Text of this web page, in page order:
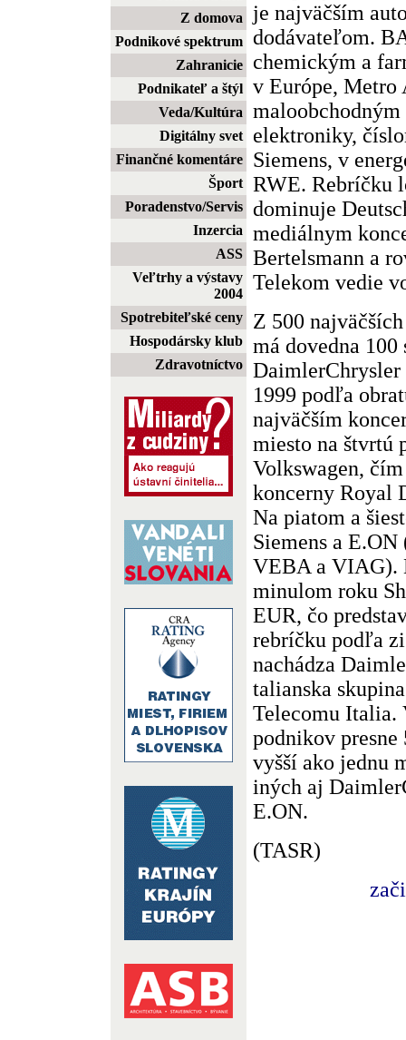
Z domova
Podnikové spektrum
Zahranicie
Podnikateľ a štýl
Veda/Kultúra
Digitálny svet
Finančné komentáre
Šport
Poradenstvo/Servis
Inzercia
ASS
Veľtrhy a výstavy
2004
Spotrebiteľské ceny
Hospodársky klub
Zdravotníctvo
je najväčším
dodávateľom.
chemickým a
v Európe, Metro
elektroniky,
Siemens, v
RWE. Rebríčku
dominuje
mediálnym
Bertelsmann a
Telekom vedie
Z 500
má dovedna
1999 podľa
najväčším
miesto na štvrtú
Volkswagen,
koncerny Royal
Na piatom a
Siemens a
VEBA a VIAG).
minulom roku
EUR, čo
rebríčku podľa
nachádza
talianska
Telecomu Italia.
podnikov
vyšší ako jednu
iných aj
E.ON.
(TASR)